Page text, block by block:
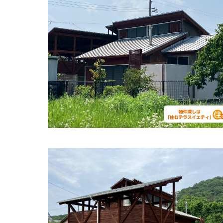
山口県山口市大内千坊５丁目１−７ マップで